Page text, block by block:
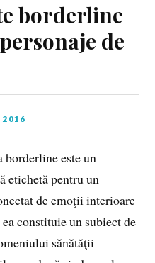
borderline
de
2016
borderline este un
etichetă pentru un
de emoţii interioare
constituie un subiect de
sănătăţii